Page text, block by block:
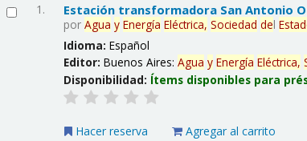
1. Estación transformadora San Antonio
porAgua y Energía Eléctrica, Sociedad del
Idioma:Español
Editor:Buenos Aires:Agua y Energía Eléctrica,
Disponibilidad: Ítems disponibles para
Hacer reserva Agregar al carrito